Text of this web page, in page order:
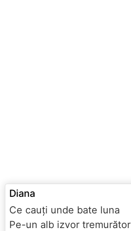
Diana
Ce cauţi unde bate luna
Pe-un alb izvor tremurător